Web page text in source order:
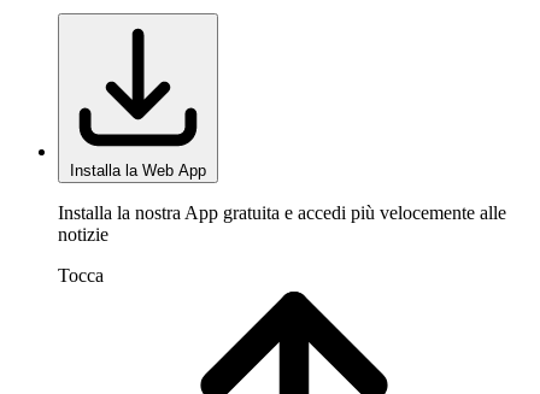
Installa la Web App
Installa la nostra App gratuita e accedi più velocemente alle
notizie
Tocca